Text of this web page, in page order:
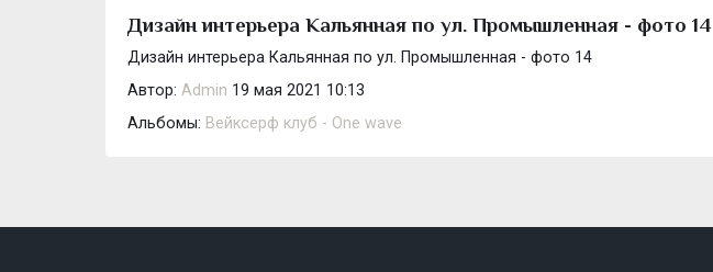
Дизайн интерьера Кальянная по ул. Промышленная - фото 14
Дизайн интерьера Кальянная по ул. Промышленная - фото 14
Автор: Admin 19 мая 2021 10:13
Альбомы: Вейксерф клуб - One wave